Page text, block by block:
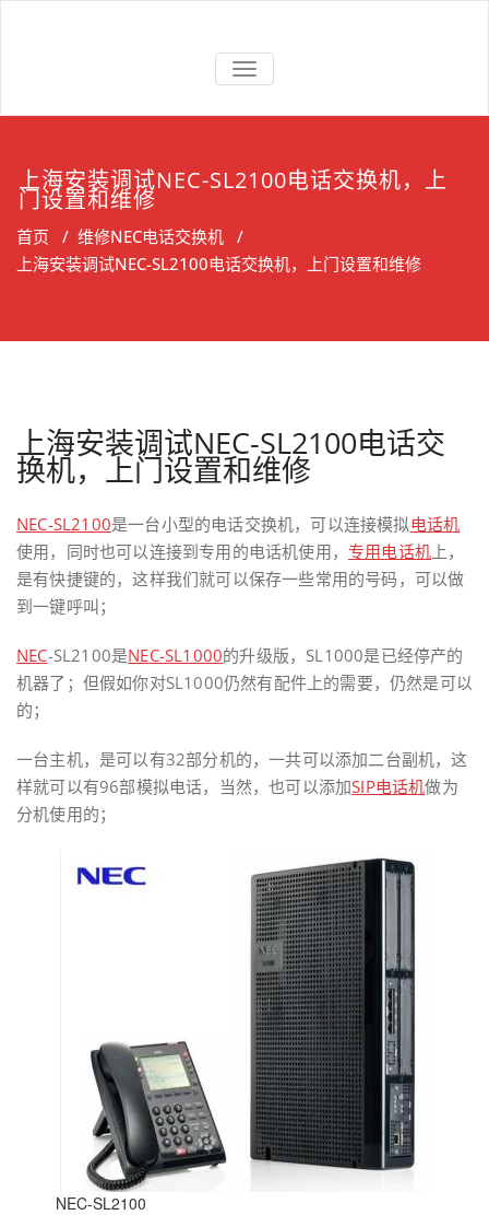
上海维修电话
上海维修松下、国威、NEC、迅
切
换
上海安装调试NEC-SL2100电话交换机，上
门设置和维修
首页 / 维修NEC电话交换机 /
上海安装调试NEC-SL2100电话交换机，上门设置和维修
上海安装调试NEC-SL2100电话交
换机，上门设置和维修
NEC-SL2100是一台小型的电话交换机，可以连接模拟电话机
使用，同时也可以连接到专用的电话机使用， 专用电话机 上，
是有快捷键的，这样我们就可以保存一些常用的号码，可以做
到一键呼叫；
NEC-SL2100是NEC-SL1000的升级版，SL1000是已经停产的
机器了；但假如你对SL1000仍然有配件上的需要，仍然是可以
的；
一台主机，是可以有32部分机的，一共可以添加二台副机，这
样就可以有96部模拟电话，当然，也可以添加SIP电话机做为
分机使用的；
NEC-SL2100